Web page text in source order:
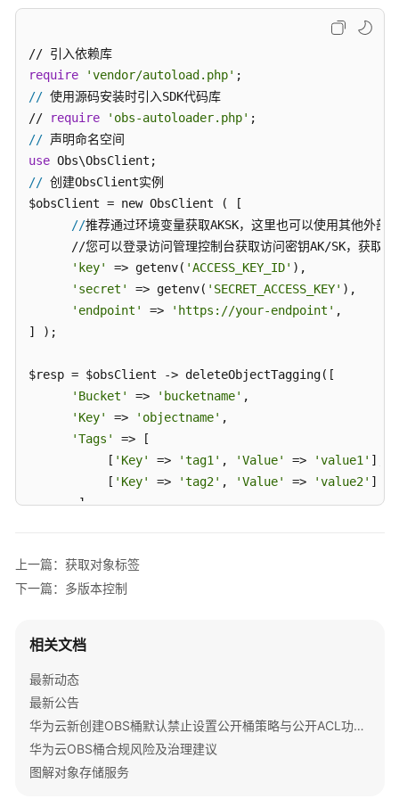
南
工
具
指
南
最
考
SDK
Python
BrowserJS
.NET
require
'vendor/autoload.php'
// 使用源码安装时引入SDK代码库
//
require 'obs-autoloader.php'
//
use
// 创建ObsClient实例
$obsClient = new ObsClient ( [
//推荐通过环境变量获取AKSK，这里也可以使用其他外
//您可以登录访问管理控制台获取访问密钥AK/SK，获取
'key'
=> getenv( 'ACCESS_KEY_ID' ),
'secret'
=> getenv( 'SECRET_ACCESS_KEY' ),
'endpoint'
=> 'https://your-endpoint' ,
] );
$resp = $obsClient -> deleteObjectTagging([
'Bucket'
=> 'bucketname' ,
'Key'
=> 'objectname' ,
'Tags'
=> [
           [
'Key' => 'tag1' , 'Value' => 'value1' ],
           [
'Key' => 'tag2' , 'Value' => 'value2' ]
       ]
printf ( "RequestId:%s\n"
上一篇：获取对象标签
下一篇：多版本控制
相关文档
最新动态
最新公告
华为云新创建OBS桶默认禁止设置公开桶策略与公开ACL功能通知
华为云OBS桶合规风险及治理建议
图解对象存储服务